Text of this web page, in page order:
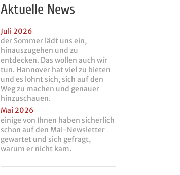
Aktuelle News
Juli 2026
der Sommer lädt uns ein,
hinauszugehen und zu
entdecken. Das wollen auch wir
tun. Hannover hat viel zu bieten
und es lohnt sich, sich auf den
Weg zu machen und genauer
hinzuschauen.
Mai 2026
einige von Ihnen haben sicherlich
schon auf den Mai-Newsletter
gewartet und sich gefragt,
warum er nicht kam.